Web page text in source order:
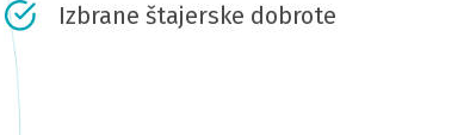
Izbrane štajerske dobrote